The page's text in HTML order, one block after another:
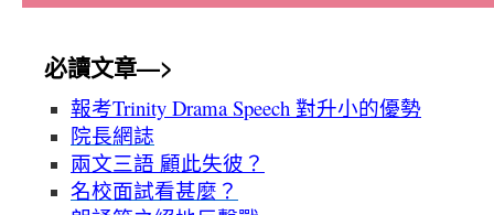
要必讀文章—>
報考Trinity Drama Speech 對升小的優勢
院長網誌
兩文三語 顧此失彼？
名校面試看甚麼？